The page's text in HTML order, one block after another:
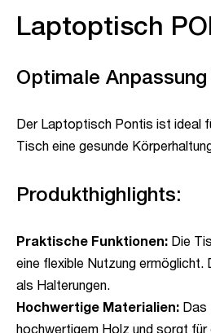
Laptoptisch
Optimale
Der Laptoptisch Pontis ist ideal
Tisch eine gesunde
Produkthighlights:
Praktische Funktionen: Die
eine flexible Nutzung
als Halterungen.
Hochwertige Materialien: Das
hochwertigem Holz und sorgt